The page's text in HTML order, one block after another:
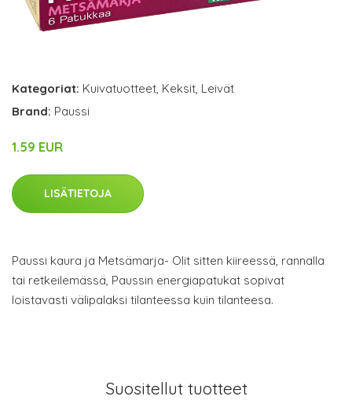
Kategoriat: Kuivatuotteet, Keksit, Leivät
Brand: Paussi
1.59 EUR
LISÄTIETOJA
Paussi kaura ja Metsämarja- Olit sitten kiireessä, rannalla
tai retkeilemässä, Paussin energiapatukat sopivat
loistavasti välipalaksi tilanteessa kuin tilanteesa.
Suositellut tuotteet